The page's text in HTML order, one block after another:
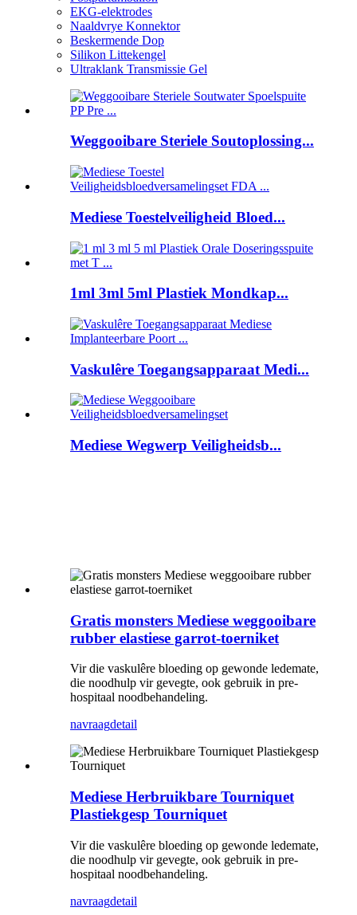
EKG-elektrodes
Naaldvrye Konnektor
Beskermende Dop
Silikon Littekengel
Ultraklank Transmissie Gel
Weggooibare Steriele Soutoplossing...
Mediese Toestelveiligheid Bloed...
1ml 3ml 5ml Plastiek Mondkap...
Vaskulêre Toegangsapparaat Medi...
Mediese Wegwerp Veiligheidsb...
Gratis monsters Mediese weggooibare
rubber elastiese garrot-toerniket
Vir die vaskulêre bloeding op gewonde ledemate,
die noodhulp vir gevegte, ook gebruik in pre-
hospitaal noodbehandeling.
navraagdetail
Mediese Herbruikbare Tourniquet
Plastiekgesp Tourniquet
Vir die vaskulêre bloeding op gewonde ledemate,
die noodhulp vir gevegte, ook gebruik in pre-
hospitaal noodbehandeling.
navraagdetail